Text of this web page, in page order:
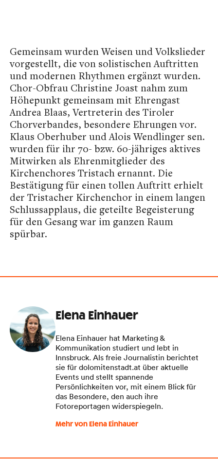
Gemeinsam wurden Weisen und Volkslieder
vorgestellt, die von solistischen Auftritten
und modernen Rhythmen ergänzt wurden.
Chor-Obfrau Christine Joast nahm zum
Höhepunkt gemeinsam mit Ehrengast
Andrea Blaas, Vertreterin des Tiroler
Chorverbandes, besondere Ehrungen vor.
Klaus Oberhuber und Alois Wendlinger sen.
wurden für ihr 70- bzw. 60-jähriges aktives
Mitwirken als Ehrenmitglieder des
Kirchenchores Tristach ernannt. Die
Bestätigung für einen tollen Auftritt erhielt
der Tristacher Kirchenchor in einem langen
Schlussapplaus, die geteilte Begeisterung
für den Gesang war im ganzen Raum
spürbar.
Elena Einhauer
Elena Einhauer hat Marketing &
Kommunikation studiert und lebt in
Innsbruck. Als freie Journalistin berichtet
sie für dolomitenstadt.at über aktuelle
Events und stellt spannende
Persönlichkeiten vor, mit einem Blick für
das Besondere, den auch ihre
Fotoreportagen widerspiegeln.
Mehr von Elena Einhauer